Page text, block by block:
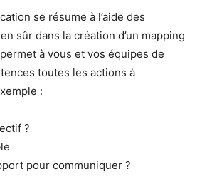
se résume à l’aide des
sûr dans la création d’un mapping
à vous et vos équipes de
toutes les actions à
:
?
pour communiquer ?